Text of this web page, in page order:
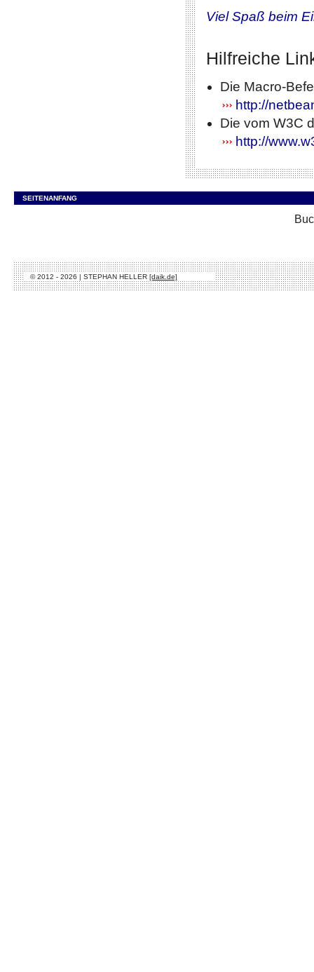
Viel Spaß beim
Hilfreiche
Die Macro-
http://
Die vom W3C
http://
SEITENANFANG
© 2012 - 2026 | STEPHAN HELLER[daik.de]